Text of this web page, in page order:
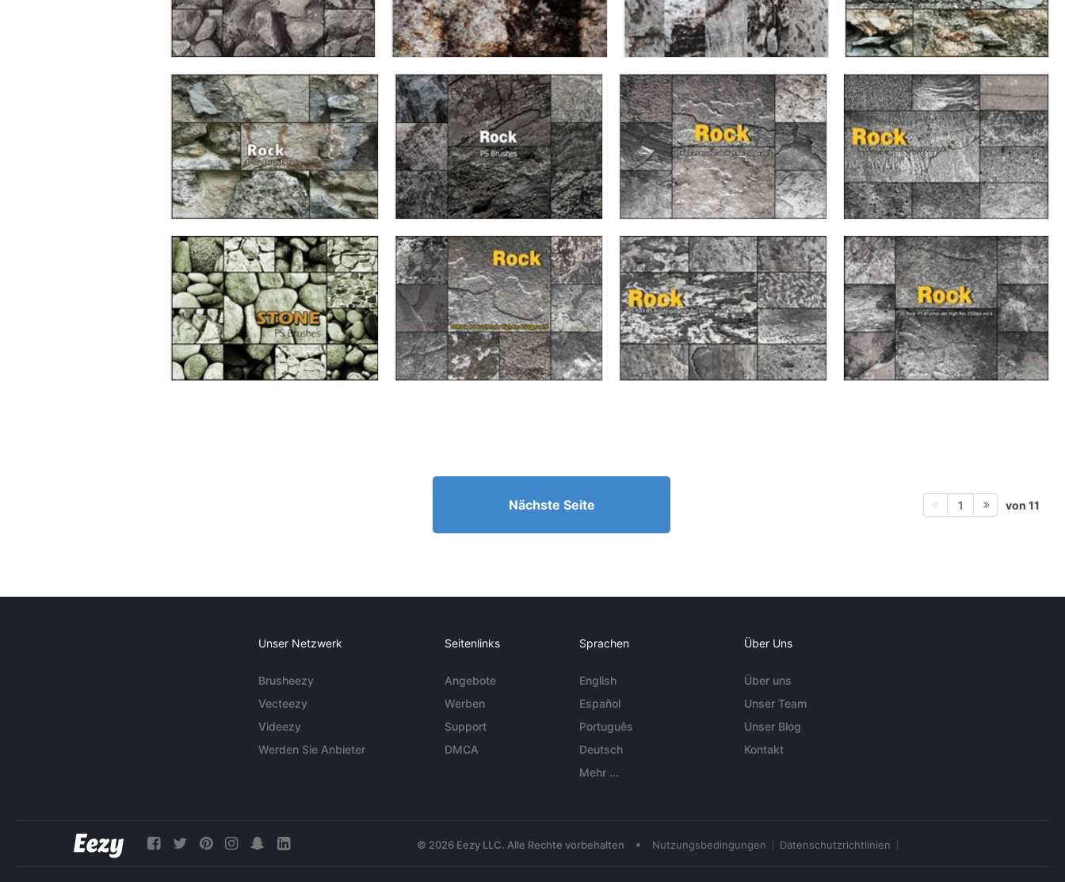
Nächste Seite 1 von 11
Unser Netzwerk
Brusheezy
Vecteezy
Videezy
Werden Sie Anbieter
Seitenlinks
Angebote
Werben
Support
DMCA
Sprachen
English
Español
Português
Deutsch
Mehr ...
Über Uns
Über uns
Unser Team
Unser Blog
Kontakt
© 2026 Eezy LLC. Alle Rechte vorbehalten • Nutzungsbedingungen Datenschutzrichtlinien